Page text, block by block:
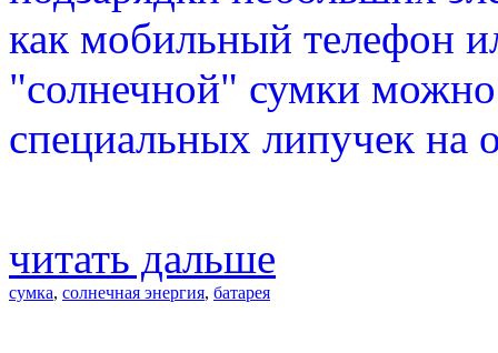
как мобильный телефон
"солнечной" сумки
специальных липучек на
читать дальше
сумка, солнечная энергия, батарея